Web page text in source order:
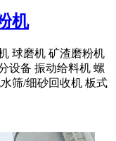
机
球磨机 矿渣磨粉机
设备 振动给料机 螺
筛/细砂回收机 板式